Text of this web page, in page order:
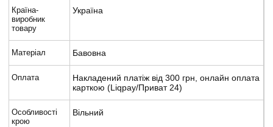
Країна-
виробник
товару
Україна
Матеріал Бавовна
Оплата
Накладений платіж від 300 грн, онлайн оплата
карткою (Liqpay/Приват 24)
Особливості
крою
Вільний